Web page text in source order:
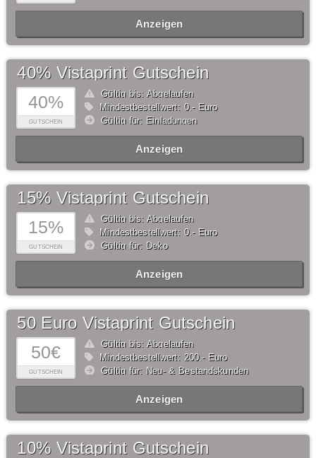
Anzeigen
40%
GUTSCHEIN
40% Vistaprint Gutschein
Gültig bis: Abgelaufen
Mindestbestellwert: 0,- Euro
Gültig für: Einladungen
Anzeigen
15%
GUTSCHEIN
15% Vistaprint Gutschein
Gültig bis: Abgelaufen
Mindestbestellwert: 0,- Euro
Gültig für: Deko
Anzeigen
50€
GUTSCHEIN
50 Euro Vistaprint Gutschein
Gültig bis: Abgelaufen
Mindestbestellwert: 200,- Euro
Gültig für: Neu- & Bestandskunden
Anzeigen
10% Vistaprint Gutschein